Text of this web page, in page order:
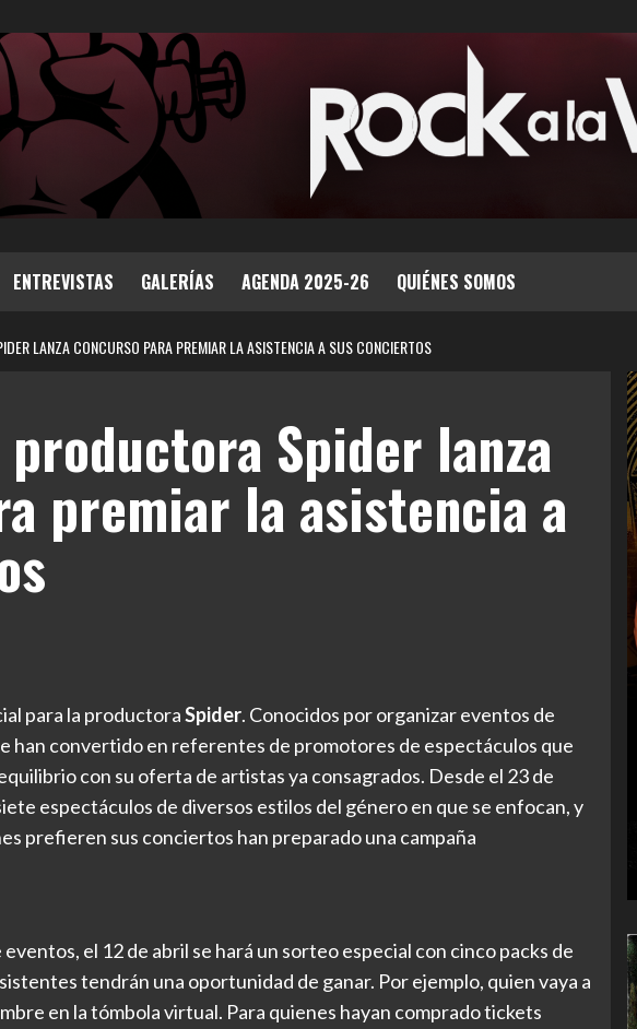
ENTREVISTAS GALERÍAS AGENDA 2025-26 QUIÉNES SOMOS
LANZA CONCURSO PARA PREMIAR LA ASISTENCIA A SUS CONCIERTOS
productora Spider lanza
premiar la asistencia a
para la productoraSpider. Conocidos por organizar eventos de
han convertido en referentes de promotores de espectáculos que
con su oferta de artistas ya consagrados. Desde el 23 de
espectáculos de diversos estilos del género en que se enfocan, y
prefieren sus conciertos han preparado una campaña
el 12 de abril se hará un sorteo especial con cinco packs de
tendrán una oportunidad de ganar. Por ejemplo, quien vaya a
en la tómbola virtual. Para quienes hayan comprado tickets